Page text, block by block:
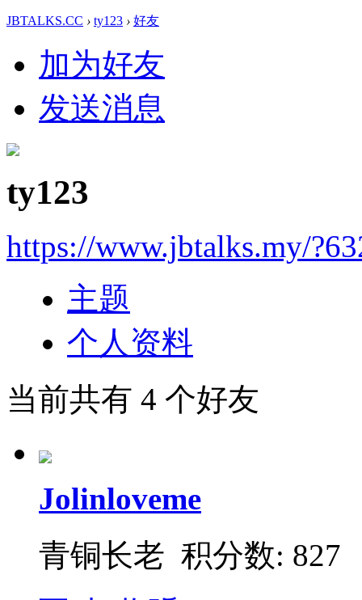
JBTALKS.CC › ty123 › 好友
加为好友
发送消息
ty123
https://www.jbtalks.my/
主题
个人资料
当前共有 4 个好友
Jolinloveme
青铜长老 积分数: 827